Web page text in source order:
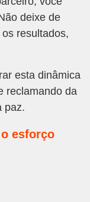
deixe de
resultados,
esta dinâmica
reclamando da
paz.
o esforço